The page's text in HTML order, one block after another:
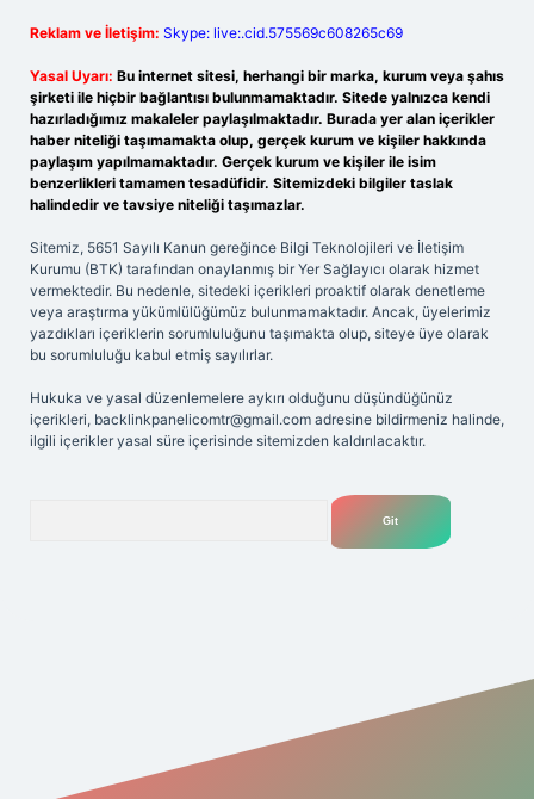
Reklam ve İletişim: Skype: live:.cid.575569c608265c69
Yasal Uyarı: Bu internet sitesi, herhangi bir marka, kurum veya şahıs
şirketi ile hiçbir bağlantısı bulunmamaktadır. Sitede yalnızca kendi
hazırladığımız makaleler paylaşılmaktadır. Burada yer alan içerikler
haber niteliği taşımamakta olup, gerçek kurum ve kişiler hakkında
paylaşım yapılmamaktadır. Gerçek kurum ve kişiler ile isim
benzerlikleri tamamen tesadüfidir. Sitemizdeki bilgiler taslak
halindedir ve tavsiye niteliği taşımazlar.
Sitemiz, 5651 Sayılı Kanun gereğince Bilgi Teknolojileri ve İletişim
Kurumu (BTK) tarafından onaylanmış bir Yer Sağlayıcı olarak hizmet
vermektedir. Bu nedenle, sitedeki içerikleri proaktif olarak denetleme
veya araştırma yükümlülüğümüz bulunmamaktadır. Ancak, üyelerimiz
yazdıkları içeriklerin sorumluluğunu taşımakta olup, siteye üye olarak
bu sorumluluğu kabul etmiş sayılırlar.
Hukuka ve yasal düzenlemelere aykırı olduğunu düşündüğünüz
içerikleri, backlinkpanelicomtr@gmail.com adresine bildirmeniz halinde,
ilgili içerikler yasal süre içerisinde sitemizden kaldırılacaktır.